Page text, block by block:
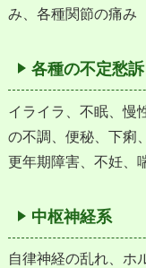
み、各種関節の痛み
各種の不定愁訴
イライラ、不眠、慢
の不調、便秘、下痢
更年期障害、不妊、
中枢神経系
自律神経の乱れ、ホ